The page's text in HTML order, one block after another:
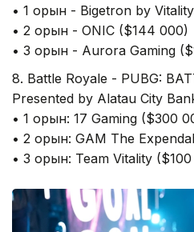
• 1 орын - Bigetron by
• 2 орын - ONIC ($144 000)
• 3 орын - Aurora Gaming
8. Battle Royale - PUBG:
Presented by Alatau City
• 1 орын: 17 Gaming ($300
• 2 орын: GAM The
• 3 орын: Team Vitality